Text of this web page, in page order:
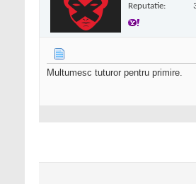
Reputatie:
Multumesc tuturor pentru primire.